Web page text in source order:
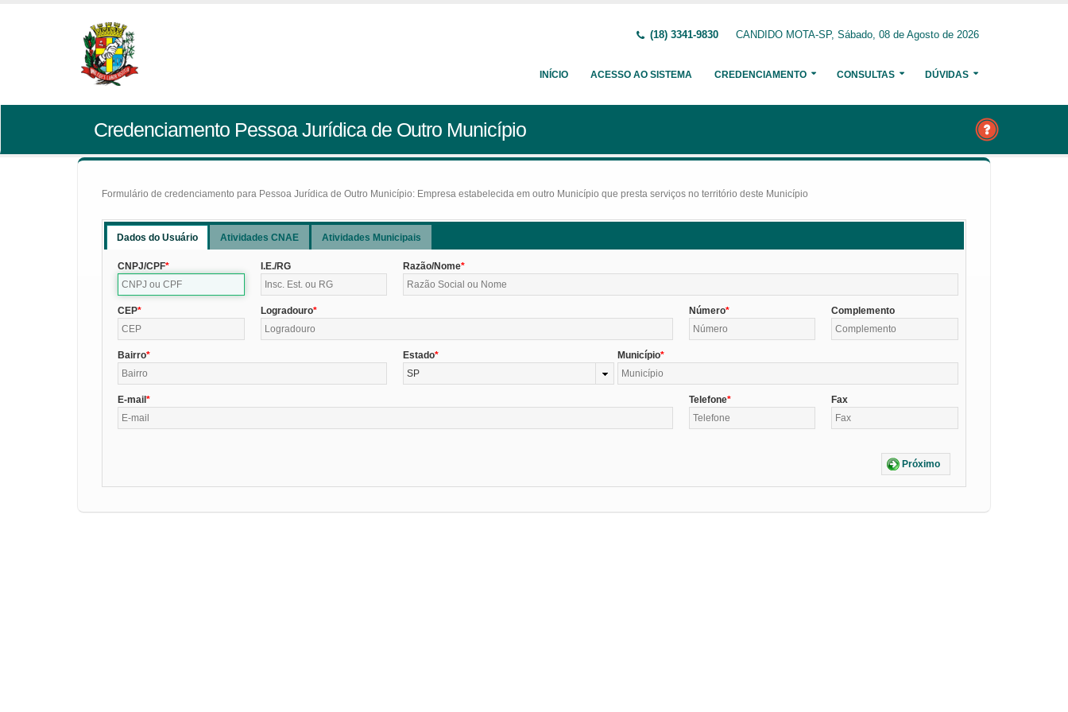
(18) 3341-9830 CANDIDO MOTA-SP, Sábado, 08 de Agosto de 2026
INÍCIO ACESSO AO SISTEMA CREDENCIAMENTO CONSULTAS DÚVIDAS
Credenciamento Pessoa Jurídica de Outro Município
Formulário de credenciamento para Pessoa Jurídica de Outro Município: Empresa estabelecida em outro Município que presta serviços no território deste Município
Dados do Usuário Atividades CNAE Atividades Municipais
CNPJ/CPF I.E./RG Razão/Nome
CEP Logradouro Número Complemento
Bairro
Estado
SP
Município
E-mail Telefone Fax
Próximo